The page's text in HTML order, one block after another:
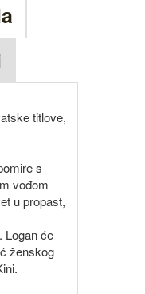
titlove,
s
vođom
u propast,
Logan će
ženskog